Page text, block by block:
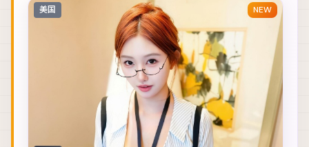
美国 NEW